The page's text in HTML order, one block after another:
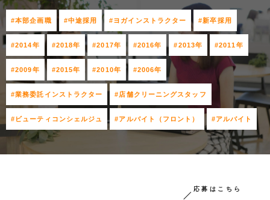
#本部企画職 #中途採用 #ヨガインストラクター #新卒採用
#2014年 #2018年 #2017年 #2016年 #2013年 #2011年
#2009年 #2015年 #2010年 #2006年
#業務委託インストラクター #店舗クリーニングスタッフ
#ビューティコンシェルジュ #アルバイト（フロント） #アルバイト
応募はこちら